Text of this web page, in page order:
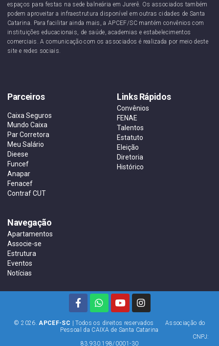
espaços para festas na sede balneária em Jurerê. Os associados também
podem aproveitar a infraestrutura disponível em outras cidades de Santa
Catarina. Para facilitar ainda mais, a APCEF/SC mantém convênios com
instituições educacionais, de saúde, academias e estabelecimentos
comerciais. A comunicação com os associados é realizada por meio deste
site e redes sociais.
Parceiros
Caixa Seguros
Mundo Caixa
Par Corretora
Meu Salário
Dieese
Funcef
Anapar
Fenacef
Contraf CUT
Links Rápidos
Convênios
FENAE
Talentos
Estatuto
Eleição
Diretoria
Histórico
Navegação
Apartamentos
Associe-se
Estrutura
Eventos
Notícias
© 2026.APCEF-SC | Todos os direitos reservados Associação do
Pessoal da CAIXA de Santa Catarina
CNPJ:
83.930.198/0001-30